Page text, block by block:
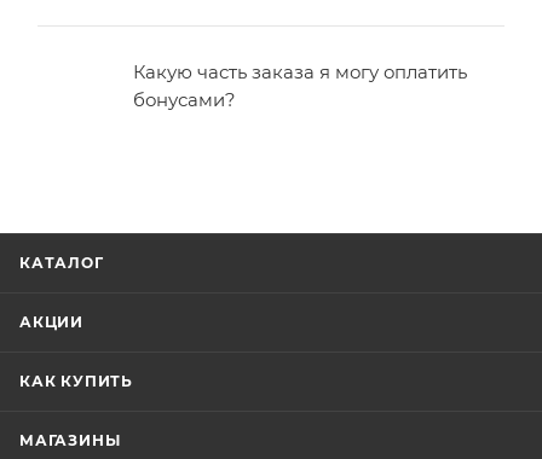
Какую часть заказа я могу оплатить
бонусами?
КАТАЛОГ
АКЦИИ
КАК КУПИТЬ
МАГАЗИНЫ